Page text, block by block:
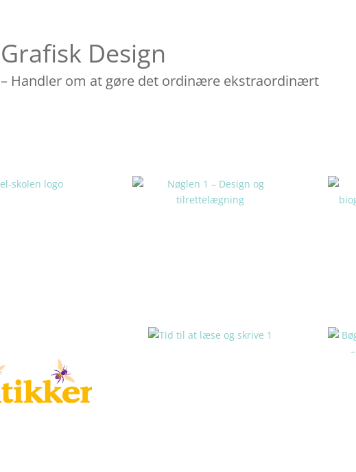
Grafisk Design
– Handler om at gøre det ordinære ekstraordinært